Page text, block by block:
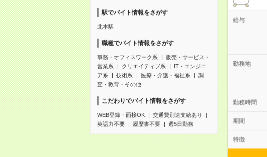
駅でバイト情報をさがす
北本駅
職種でバイト情報をさがす
事務・オフィスワーク系
販売・サービス・
営業系
クリエイティブ系
IT・エンジニ
ア系
技術系 医療・介護・福祉系
調
査・教育・その他
こだわりでバイト情報をさがす
WEB登録・面接OK
交通費別途支給あり
英語力不要
履歴書不要 週5日勤務
給与
勤務地
勤務時間
期間
特徴